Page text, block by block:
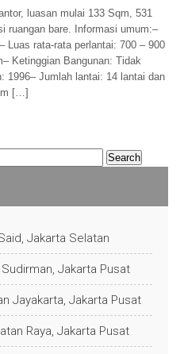
luasan mulai 133 Sqm, 531
ruangan bare. Informasi umum:–
Luas rata-rata perlantai: 700 – 900
Ketinggian Bangunan: Tidak
1996– Jumlah lantai: 14 lantai dan
m […]
Jakarta Selatan
Sudirman, Jakarta Pusat
Jayakarta, Jakarta Pusat
Raya, Jakarta Pusat